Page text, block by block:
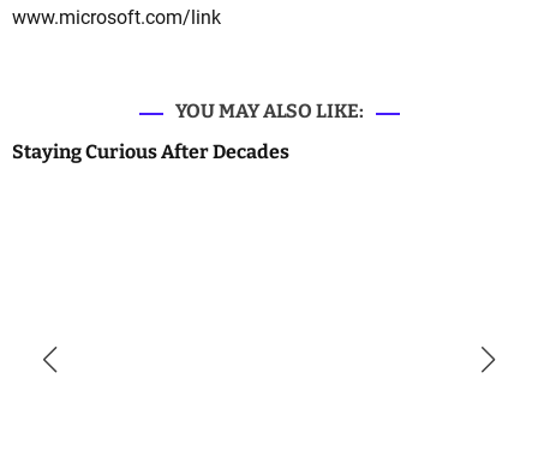
www.microsoft.com/link
YOU MAY ALSO LIKE:
Staying Curious After Decades